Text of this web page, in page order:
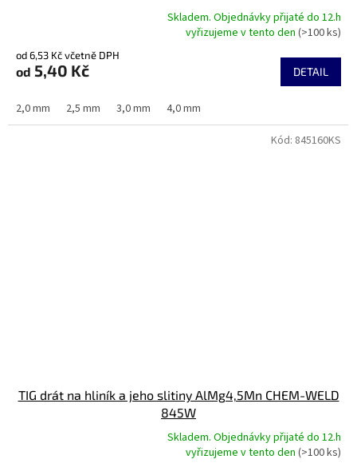
produktu
je
z
Skladem. Objednávky přijaté do 12.h
vyřizujeme v tento den(>100 ks)
od 6,53 Kč včetně DPH
od 5,40 Kč DETAIL
2,0 mm 2,5 mm 3,0 mm 4,0 mm
TIG drát na hliník a jeho slitiny AlMg4,5Mn CHEM-WELD
845W
Skladem. Objednávky přijaté do 12.h
vyřizujeme v tento den(>100 ks)
Kód: 845160KS